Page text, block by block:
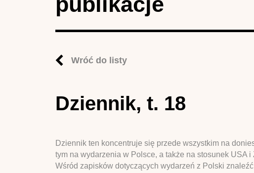
Wróć do listy
Dziennik, t. 18
Dziennik ten koncentruje się przede wszystkim na
tym na wydarzenia w Polsce, a także na stosunek
Wśród zapisków dotyczących wydarzeń z Polski